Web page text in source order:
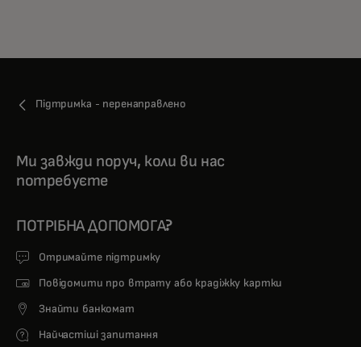
Підтримка - перенаправлено
Ми завжди поруч, коли ви нас
потребуєте
ПОТРІБНА ДОПОМОГА?
Отримайте підтримку
Повідомити про втрату або крадіжку картки
Знайти банкомат
Найчастіші запитання